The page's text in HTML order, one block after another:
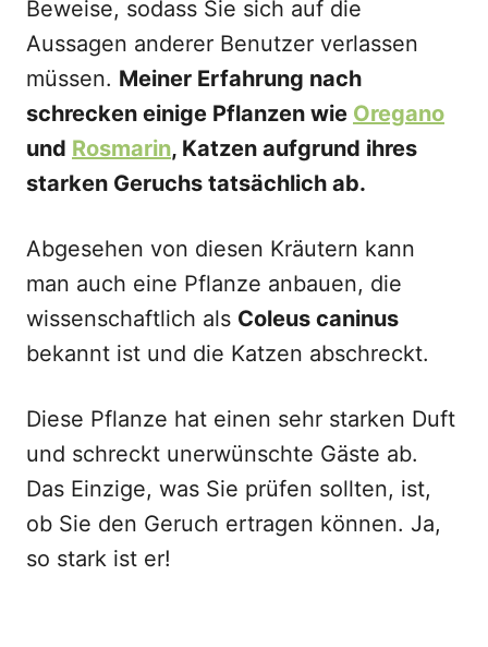
Beweise, sodass Sie sich auf die
Aussagen anderer Benutzer verlassen
müssen. Meiner Erfahrung nach
schrecken einige Pflanzen wie Oregano
und Rosmarin, Katzen aufgrund ihres
starken Geruchs tatsächlich ab.
Abgesehen von diesen Kräutern kann
man auch eine Pflanze anbauen, die
wissenschaftlich als Coleus caninus
bekannt ist und die Katzen abschreckt.
Diese Pflanze hat einen sehr starken Duft
und schreckt unerwünschte Gäste ab.
Das Einzige, was Sie prüfen sollten, ist,
ob Sie den Geruch ertragen können. Ja,
so stark ist er!